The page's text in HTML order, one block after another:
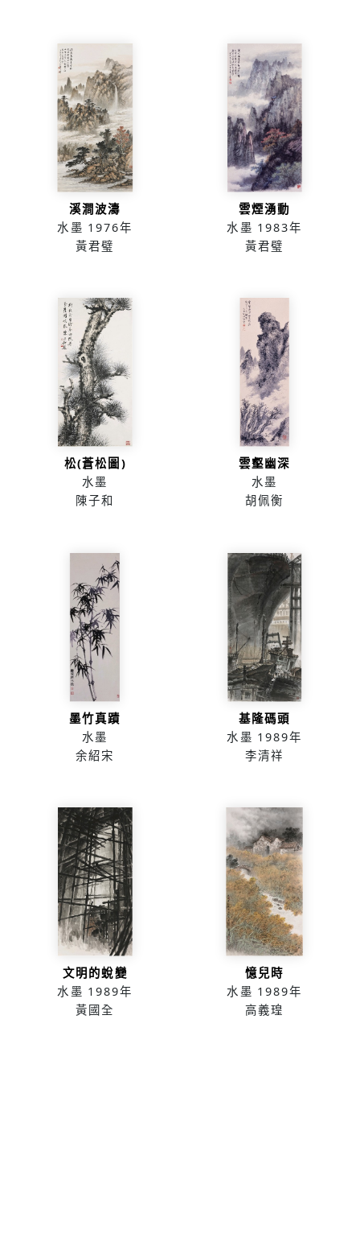
溪澗波濤
水墨 1976年
黃君璧
雲煙湧動
水墨 1983年
黃君璧
松(蒼松圖)
水墨
陳子和
雲壑幽深
水墨
胡佩衡
墨竹真蹟
水墨
余紹宋
基隆碼頭
水墨 1989年
李清祥
文明的蛻變
水墨 1989年
黃國全
憶兒時
水墨 1989年
高義瑝